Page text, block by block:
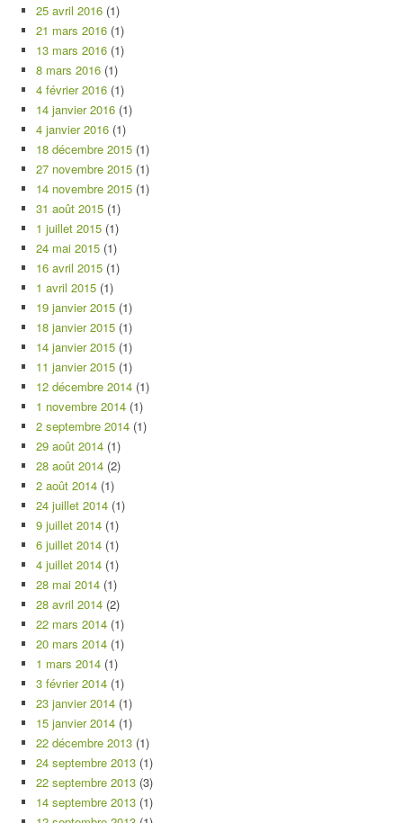
25 avril 2016 (1)
21 mars 2016 (1)
13 mars 2016 (1)
8 mars 2016 (1)
4 février 2016 (1)
14 janvier 2016 (1)
4 janvier 2016 (1)
18 décembre 2015 (1)
27 novembre 2015 (1)
14 novembre 2015 (1)
31 août 2015 (1)
1 juillet 2015 (1)
24 mai 2015 (1)
16 avril 2015 (1)
1 avril 2015 (1)
19 janvier 2015 (1)
18 janvier 2015 (1)
14 janvier 2015 (1)
11 janvier 2015 (1)
12 décembre 2014 (1)
1 novembre 2014 (1)
2 septembre 2014 (1)
29 août 2014 (1)
28 août 2014 (2)
2 août 2014 (1)
24 juillet 2014 (1)
9 juillet 2014 (1)
6 juillet 2014 (1)
4 juillet 2014 (1)
28 mai 2014 (1)
28 avril 2014 (2)
22 mars 2014 (1)
20 mars 2014 (1)
1 mars 2014 (1)
3 février 2014 (1)
23 janvier 2014 (1)
15 janvier 2014 (1)
22 décembre 2013 (1)
24 septembre 2013 (1)
22 septembre 2013 (3)
14 septembre 2013 (1)